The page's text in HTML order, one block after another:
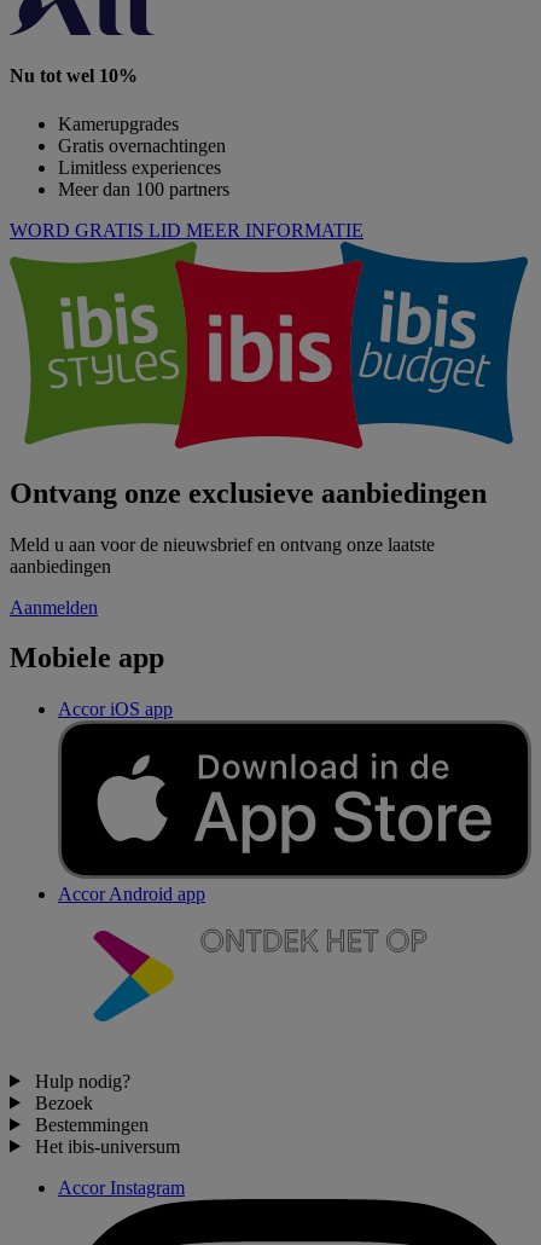
Nu tot wel 10%
Kamerupgrades
Gratis overnachtingen
Limitless experiences
Meer dan 100 partners
WORD GRATIS LID MEER INFORMATIE
Ontvang onze exclusieve aanbiedingen
Meld u aan voor de nieuwsbrief en ontvang onze laatste
aanbiedingen
Aanmelden
Mobiele app
Accor iOS app
Accor Android app
Hulp nodig?
Bezoek
Bestemmingen
Het ibis-universum
Accor Instagram